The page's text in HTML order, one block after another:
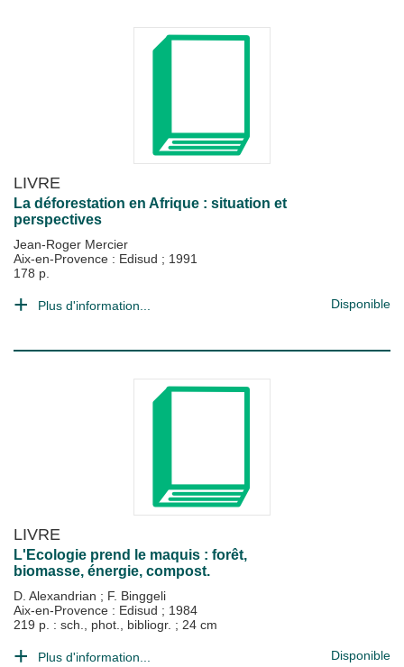
LIVRE
La déforestation en Afrique : situation et
perspectives
Jean-Roger Mercier
Aix-en-Provence : Edisud ; 1991
178 p.
Plus d'information... Disponible
LIVRE
L'Ecologie prend le maquis : forêt,
biomasse, énergie, compost.
D. Alexandrian ; F. Binggeli
Aix-en-Provence : Edisud ; 1984
219 p. : sch., phot., bibliogr. ; 24 cm
Plus d'information... Disponible